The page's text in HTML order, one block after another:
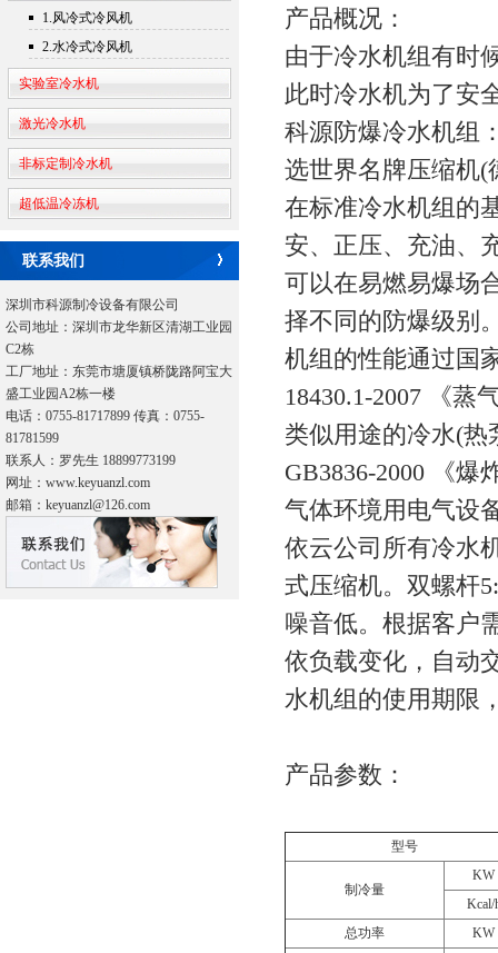
1.风冷式冷风机
2.水冷式冷风机
实验室冷水机
激光冷水机
非标定制冷水机
超低温冷冻机
联系我们
深圳市科源制冷设备有限公司
公司地址：深圳市龙华新区清湖工业园
C2栋
工厂地址：东莞市塘厦镇桥陇路阿宝大
盛工业园A2栋一楼
电话：0755-81717899 传真：0755-
81781599
联系人：罗先生 18899773199
网址：www.keyuanzl.com
邮箱：keyuanzl@126.com
产品概况：
由于冷水机组有时
此时冷水机为了安
科源防爆冷水机组
选世界名牌压缩机(
在标准冷水机组的
安、正压、充油、
可以在易燃易爆场
择不同的防爆级别
机组的性能通过国
18430.1-2007 《蒸
类似用途的冷水(
GB3836-2000 《爆
气体环境用电气设
依云公司所有冷水
式压缩机。双螺杆
噪音低。根据客户
依负载变化，自动
水机组的使用期限
产品参数：
型号
制冷量
KW
Kcal/
总功率
KW